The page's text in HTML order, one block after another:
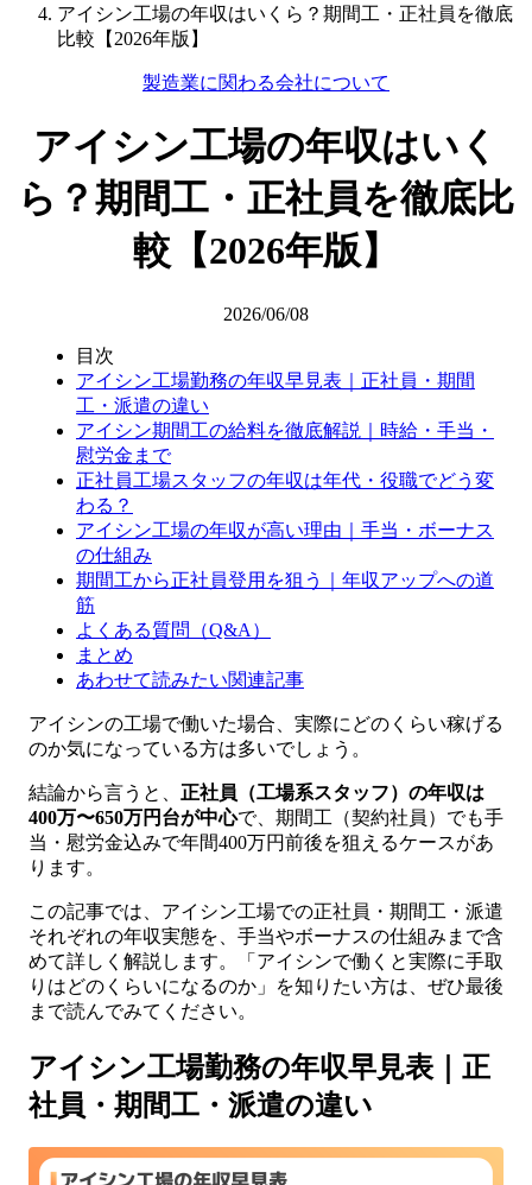
アイシン工場の年収はいくら？期間工・正社員を徹底
比較【2026年版】
製造業に関わる会社について
アイシン工場の年収はいく
ら？期間工・正社員を徹底比
較【2026年版】
2026/06/08
目次
アイシン工場勤務の年収早見表｜正社員・期間
工・派遣の違い
アイシン期間工の給料を徹底解説｜時給・手当・
慰労金まで
正社員工場スタッフの年収は年代・役職でどう変
わる？
アイシン工場の年収が高い理由｜手当・ボーナス
の仕組み
期間工から正社員登用を狙う｜年収アップへの道
筋
よくある質問（Q&A）
まとめ
あわせて読みたい関連記事
アイシンの工場で働いた場合、実際にどのくらい稼げる
のか気になっている方は多いでしょう。
結論から言うと、 正社員（工場系スタッフ）の年収は
400万〜650万円台が中心で、期間工（契約社員）でも手
当・慰労金込みで年間400万円前後を狙えるケースがあ
ります。
この記事では、アイシン工場での正社員・期間工・派遣
それぞれの年収実態を、手当やボーナスの仕組みまで含
めて詳しく解説します。「アイシンで働くと実際に手取
りはどのくらいになるのか」を知りたい方は、ぜひ最後
まで読んでみてください。
アイシン工場勤務の年収早見表｜正
社員・期間工・派遣の違い